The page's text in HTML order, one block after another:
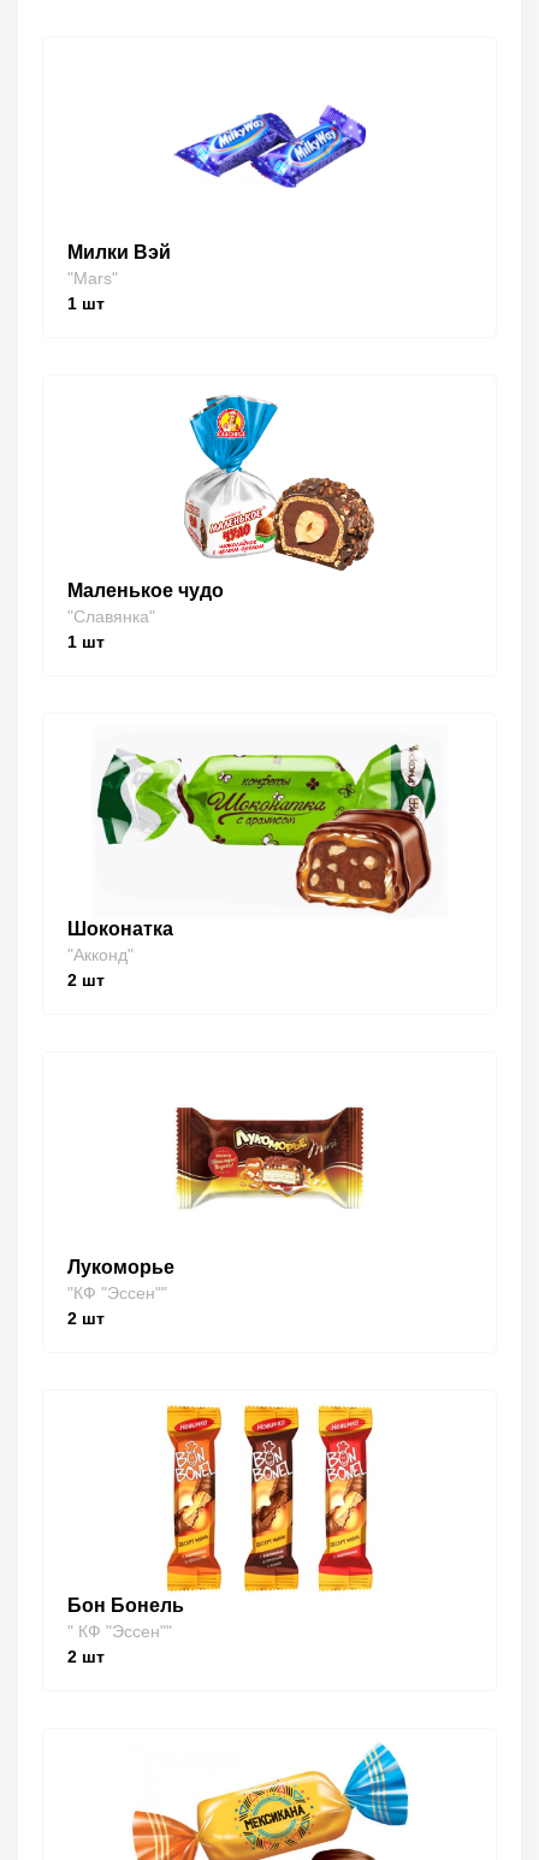
Милки Вэй
"Mars"
1 шт
Маленькое чудо
"Славянка"
1 шт
Шоконатка
"Акконд"
2 шт
Лукоморье
"КФ "Эссен""
2 шт
Бон Бонель
" КФ "Эссен""
2 шт